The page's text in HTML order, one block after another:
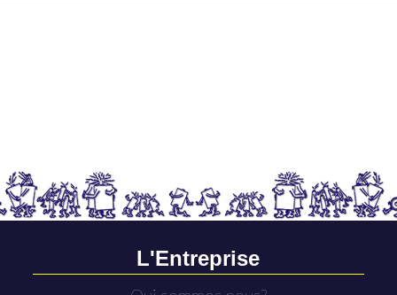
L'Entreprise